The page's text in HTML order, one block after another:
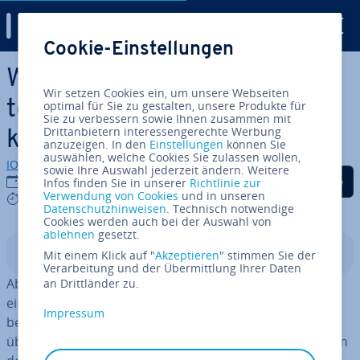
Zum Haupt­in­halt springen
Windows-Taste: Die wich­tigs­
ten Funk­tio­nen und Tas­ten­
kom­bi­na­tio­nen im Überblick
IONOS Redaktion
01.12.2021
5 mins
Auf Facebook teilen
Auf Twitter teilen
Auf LinkedIn
In­halts­ver­zeich­nis
Abgesehen von Apple-Geräten ist fast jede Tastatur mit
einer Windows-Taste aus­ge­stat­tet. Nicht allen ist
bekannt, wie viele Funk­tio­nen diese kleine Taste
übernimmt. Wer sich mit den möglichen Kom­bi­na­tio­nen
Cookie-Einstellungen
Wir setzen Cookies ein, um unsere Webseiten
optimal für Sie zu gestalten, unsere Produkte für
Sie zu verbessern sowie Ihnen zusammen mit
Drittanbietern interessengerechte Werbung
anzuzeigen. In den Einstellungen können Sie
auswählen, welche Cookies Sie zulassen wollen,
sowie Ihre Auswahl jederzeit ändern. Weitere
Infos finden Sie in unserer Richtlinie zur
Verwendung von Cookies und in unseren
Datenschutzhinweisen. Technisch notwendige
Cookies werden auch bei der Auswahl von
ablehnen gesetzt.
Mit einem Klick auf "Akzeptieren" stimmen Sie der
Verarbeitung und der Übermittlung Ihrer Daten
an Drittländer zu.
Impressum